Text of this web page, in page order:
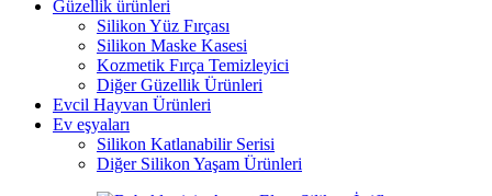
Güzellik ürünleri
Silikon Yüz Fırçası
Silikon Maske Kasesi
Kozmetik Fırça Temizleyici
Diğer Güzellik Ürünleri
Evcil Hayvan Ürünleri
Ev eşyaları
Silikon Katlanabilir Serisi
Diğer Silikon Yaşam Ürünleri